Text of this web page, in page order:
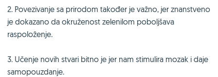
2. Povezivanje sa prirodom također je važno, jer znanstveno
je dokazano da okruženost zelenilom poboljšava
raspoloženje.
3. Učenje novih stvari bitno je jer nam stimulira mozak i daje
samopouzdanje.